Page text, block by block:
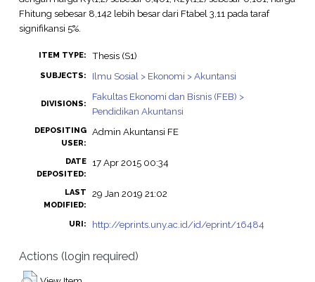
Fhitung sebesar 8,142 lebih besar dari Ftabel 3,11 pada taraf
signifikansi 5%.
ITEM TYPE: Thesis (S1)
SUBJECTS: Ilmu Sosial > Ekonomi > Akuntansi
DIVISIONS:
Fakultas Ekonomi dan Bisnis (FEB) >
Pendidikan Akuntansi
DEPOSITING
USER:
Admin Akuntansi FE
DATE
DEPOSITED:
17 Apr 2015 00:34
LAST
MODIFIED:
29 Jan 2019 21:02
URI: http://eprints.uny.ac.id/id/eprint/16484
Actions (login required)